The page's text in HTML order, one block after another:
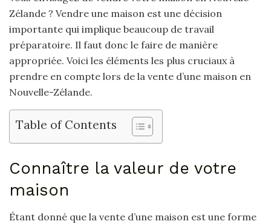
Zélande ? Vendre une maison est une décision
importante qui implique beaucoup de travail
préparatoire. Il faut donc le faire de manière
appropriée. Voici les éléments les plus cruciaux à
prendre en compte lors de la vente d’une maison en
Nouvelle-Zélande.
Table of Contents
Connaître la valeur de votre
maison
Étant donné que la vente d’une maison est une forme